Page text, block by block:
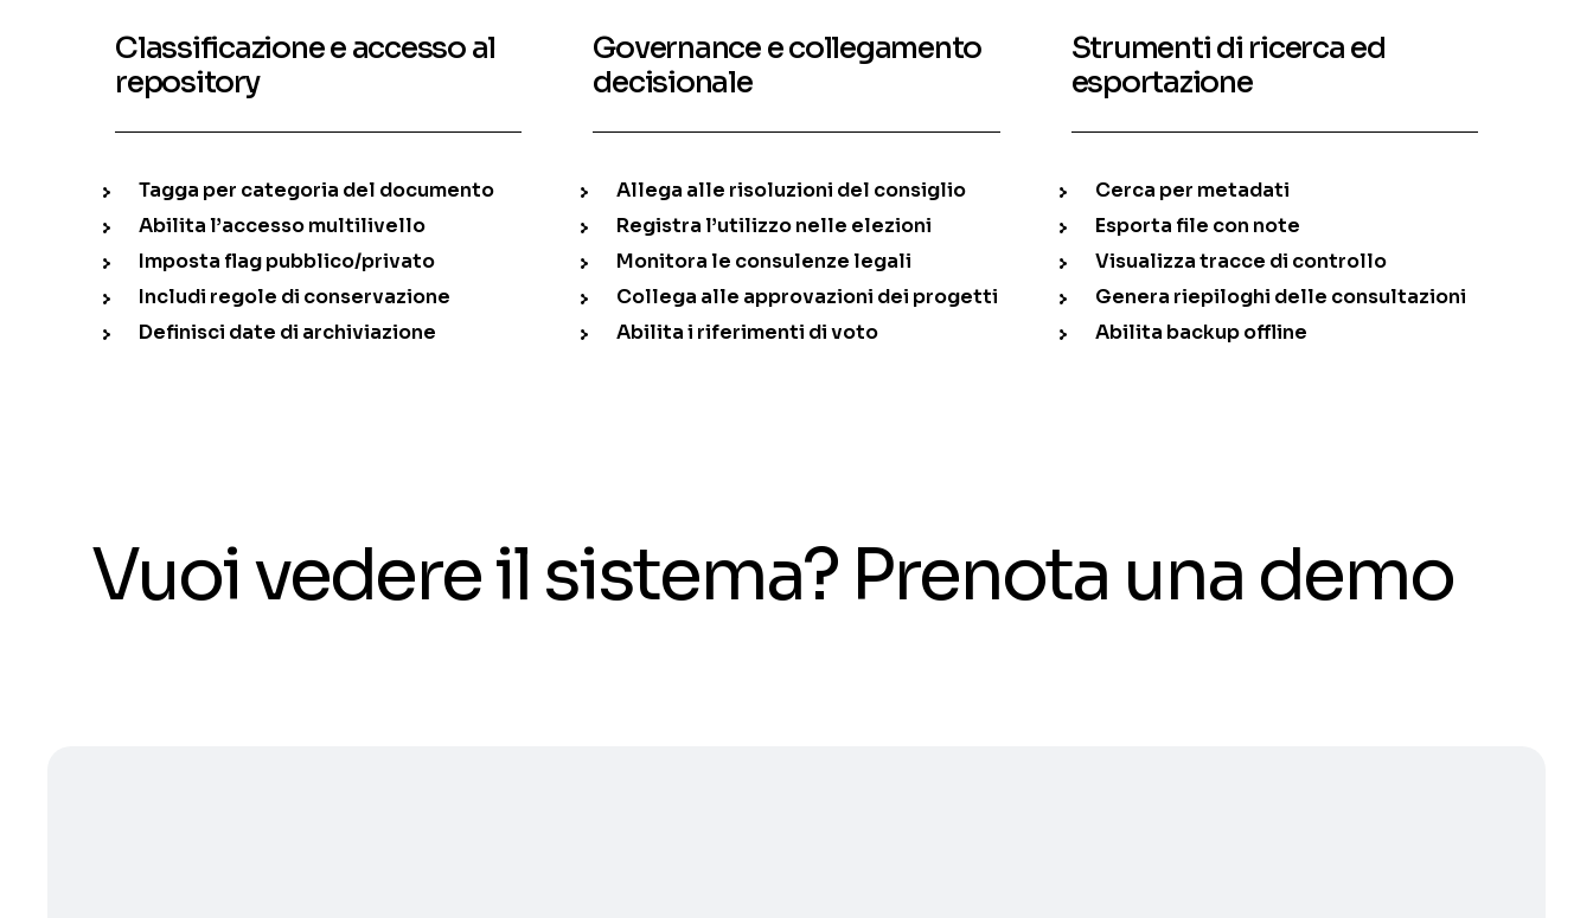
Classificazione e accesso al
repository
Tagga per categoria del documento
Abilita l’accesso multilivello
Imposta flag pubblico/privato
Includi regole di conservazione
Definisci date di archiviazione
Governance e collegamento
decisionale
Allega alle risoluzioni del consiglio
Registra l’utilizzo nelle elezioni
Monitora le consulenze legali
Collega alle approvazioni dei progetti
Abilita i riferimenti di voto
Strumenti di ricerca ed
esportazione
Cerca per metadati
Esporta file con note
Visualizza tracce di controllo
Genera riepiloghi delle consultazioni
Abilita backup offline
Vuoi vedere il sistema? Prenota una demo